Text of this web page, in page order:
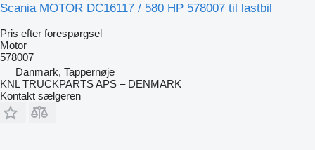
Scania MOTOR DC16117 / 580 HP 578007 til lastbil
Pris efter forespørgsel
Motor
578007
Danmark, Tappernøje
KNL TRUCKPARTS APS – DENMARK
Kontakt sælgeren